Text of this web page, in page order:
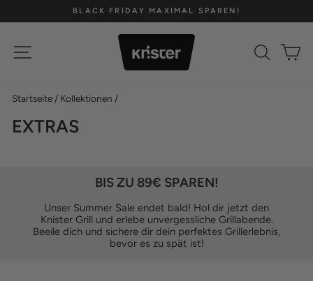
Pause
Diashow
BLACK FRIDAY MAXIMAL SPAREN!
SEITENNAVIGATION
Startseite / Kollektionen /
EXTRAS
BIS ZU 89€ SPAREN!
Unser Summer Sale endet bald! Hol dir jetzt den
Knister Grill und erlebe unvergessliche Grillabende.
Beeile dich und sichere dir dein perfektes Grillerlebnis,
bevor es zu spät ist!